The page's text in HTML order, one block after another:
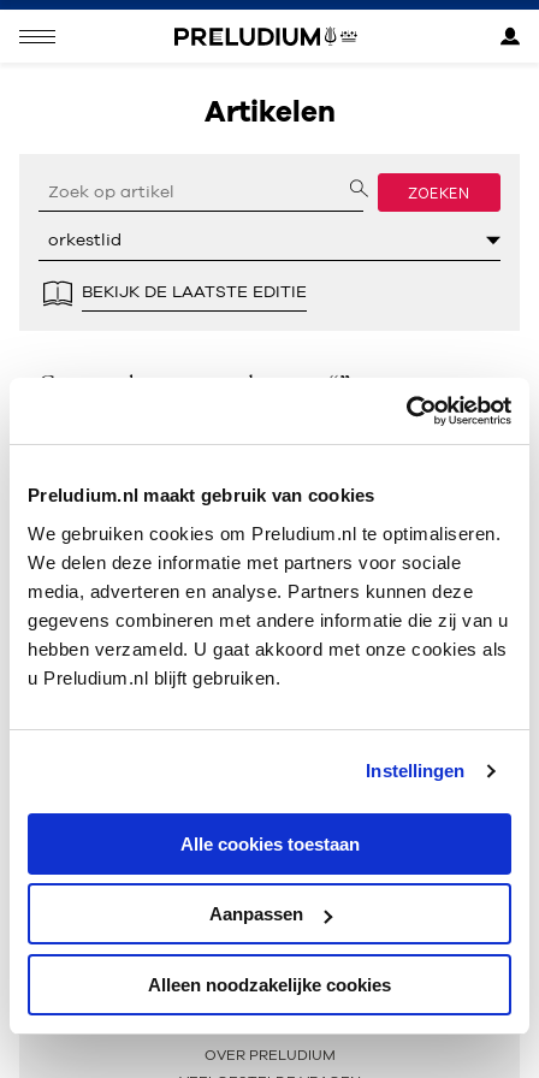
Preludium.nl maakt gebruik van cookies
We gebruiken cookies om Preludium.nl te optimaliseren.
We delen deze informatie met partners voor sociale
media, adverteren en analyse. Partners kunnen deze
gegevens combineren met andere informatie die zij van u
hebben verzameld. U gaat akkoord met onze cookies als
u Preludium.nl blijft gebruiken.
Instellingen
Alle cookies toestaan
Aanpassen
Alleen noodzakelijke cookies
Artikelen
ZOEKEN
BEKIJK DE LAATSTE EDITIE
Geen resultaten gevonden voor “”.
Meer informatie
OVER PRELUDIUM